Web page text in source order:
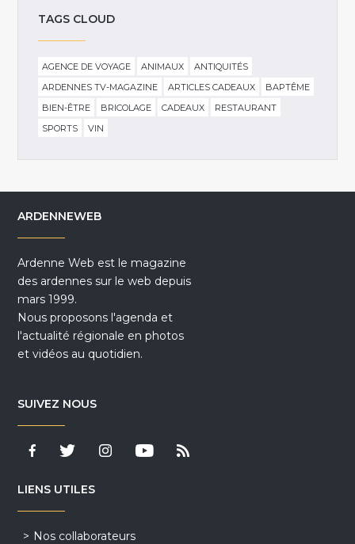
TAGS CLOUD
AGENCE DE VOYAGE ANIMAUX
ANTIQUITÉS
ARDENNES TV-MAGAZINE
ARTICLES CADEAUX
BAPTÊME
BIEN-ÊTRE
BRICOLAGE CADEAUX
RESTAURANT
SPORTS
VIN
ARDENNEWEB
Ardenne Web est le magazine
des ardennes sur le web depuis
mars 1999.
Nous proposons l'agenda et
l'actualité régionale en photos
et vidéos au quotidien.
SUIVEZ NOUS
LIENS UTILES
Nos collaborateurs